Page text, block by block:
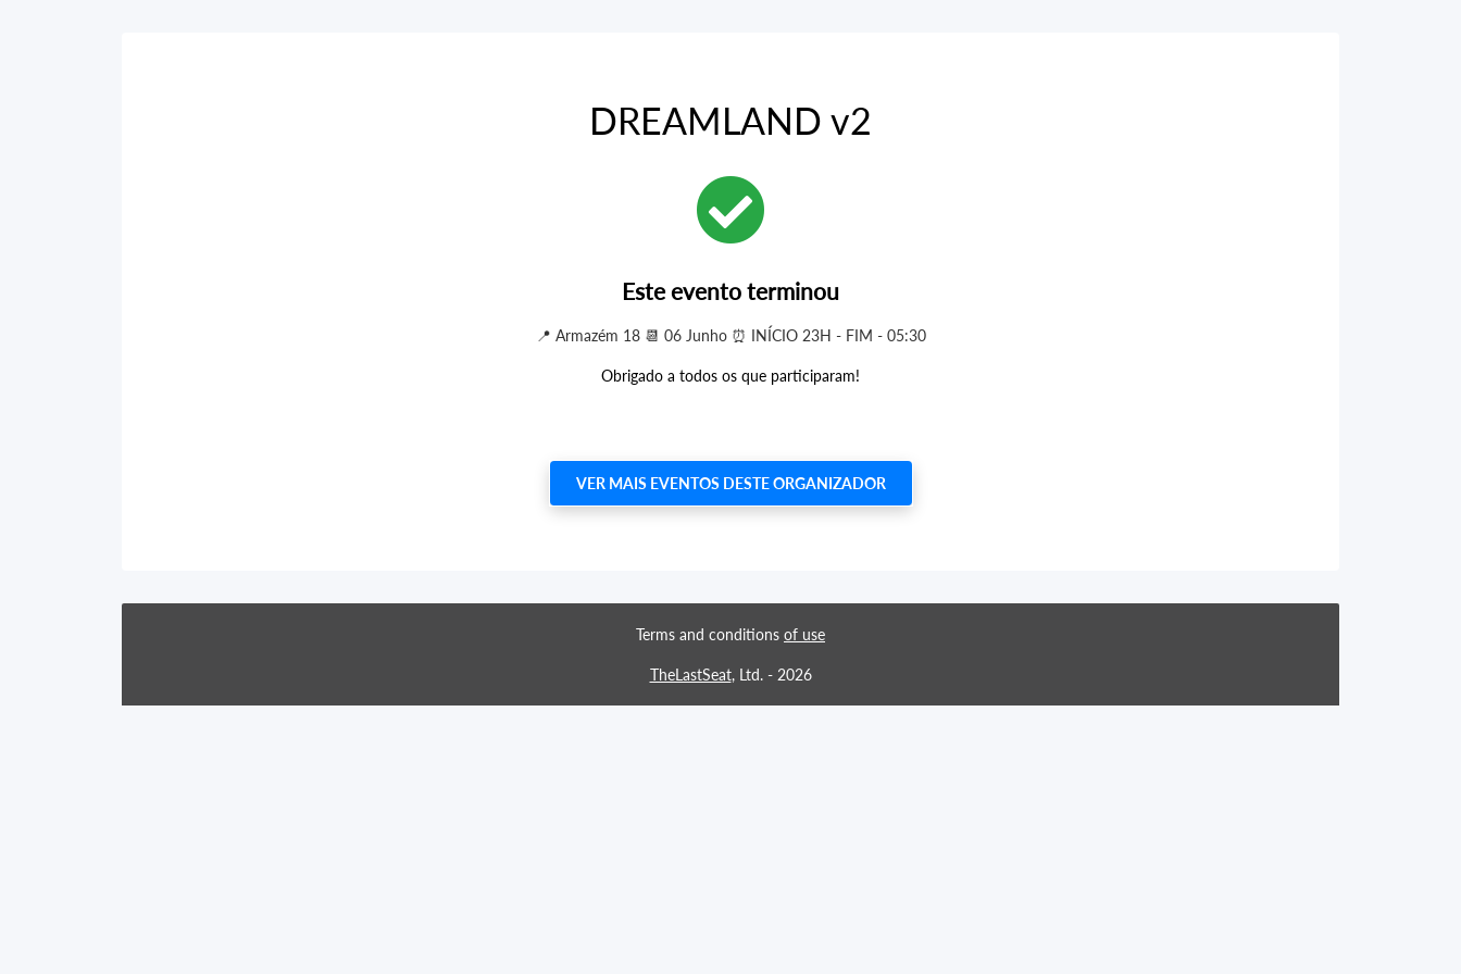
DREAMLAND v2
Este evento terminou
📍 Armazém 18 📆 06 Junho ⏰ INÍCIO 23H - FIM - 05:30
Obrigado a todos os que participaram!
VER MAIS EVENTOS DESTE ORGANIZADOR
Terms and conditions of use
TheLastSeat, Ltd. - 2026